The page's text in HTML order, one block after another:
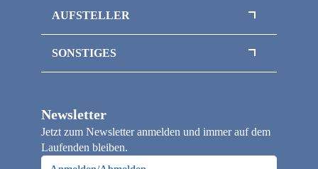
Sammelmappen / Magnetmappen
Magnetboxen
Inlays / Schaumstoffeinlagen
Flaschenverpackungen
Faltschachteln
AUFSTELLER
Thekenaufsteller
SONSTIGES
Loseblattsammlung / Broschüre A4
Notizbücher
Newsletter
Jetzt zum Newsletter anmelden und immer auf dem
Laufenden bleiben.